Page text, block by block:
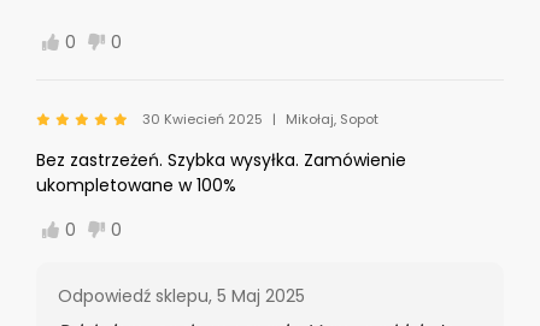
0 0
30 Kwiecień 2025 Mikołaj, Sopot
Bez zastrzeżeń. Szybka wysyłka. Zamówienie
ukompletowane w 100%
0
0
Odpowiedź sklepu, 5 Maj 2025